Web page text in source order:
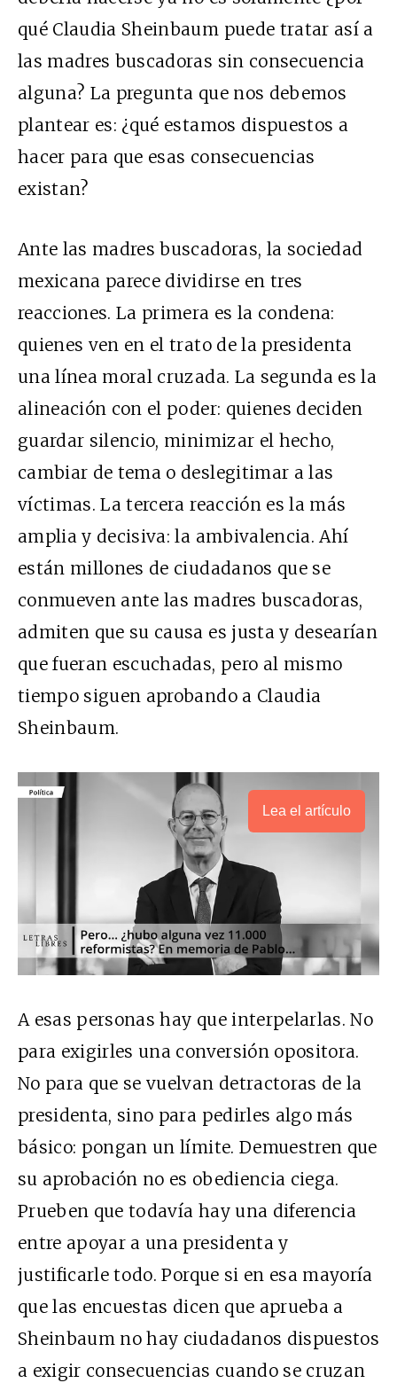
qué Claudia Sheinbaum puede tratar así a
las madres buscadoras sin consecuencia
alguna? La pregunta que nos debemos
plantear es: ¿qué estamos dispuestos a
hacer para que esas consecuencias
existan?
Ante las madres buscadoras, la sociedad
mexicana parece dividirse en tres
reacciones. La primera es la condena:
quienes ven en el trato de la presidenta
una línea moral cruzada. La segunda es la
alineación con el poder: quienes deciden
guardar silencio, minimizar el hecho,
cambiar de tema o deslegitimar a las
víctimas. La tercera reacción es la más
amplia y decisiva: la ambivalencia. Ahí
están millones de ciudadanos que se
conmueven ante las madres buscadoras,
admiten que su causa es justa y desearían
que fueran escuchadas, pero al mismo
tiempo siguen aprobando a Claudia
Sheinbaum.
Lea el artículo
A esas personas hay que interpelarlas. No
para exigirles una conversión opositora.
No para que se vuelvan detractoras de la
presidenta, sino para pedirles algo más
básico: pongan un límite. Demuestren que
su aprobación no es obediencia ciega.
Prueben que todavía hay una diferencia
entre apoyar a una presidenta y
justificarle todo. Porque si en esa mayoría
que las encuestas dicen que aprueba a
Sheinbaum no hay ciudadanos dispuestos
a exigir consecuencias cuando se cruzan